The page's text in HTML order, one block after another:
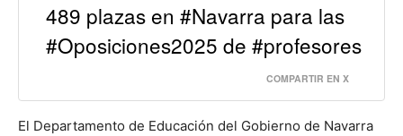
489 plazas en #Navarra para las
#Oposiciones2025 de #profesores
COMPARTIR EN X
El Departamento de Educación del Gobierno de Navarra